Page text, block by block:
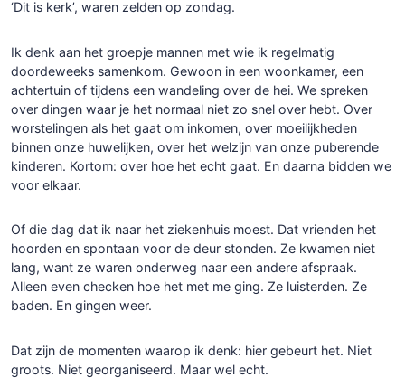
‘Dit is kerk’, waren zelden op zondag.
Ik denk aan het groepje mannen met wie ik regelmatig
doordeweeks samenkom. Gewoon in een woonkamer, een
achtertuin of tijdens een wandeling over de hei. We spreken
over dingen waar je het normaal niet zo snel over hebt. Over
worstelingen als het gaat om inkomen, over moeilijkheden
binnen onze huwelijken, over het welzijn van onze puberende
kinderen. Kortom: over hoe het echt gaat. En daarna bidden we
voor elkaar.
Of die dag dat ik naar het ziekenhuis moest. Dat vrienden het
hoorden en spontaan voor de deur stonden. Ze kwamen niet
lang, want ze waren onderweg naar een andere afspraak.
Alleen even checken hoe het met me ging. Ze luisterden. Ze
baden. En gingen weer.
Dat zijn de momenten waarop ik denk: hier gebeurt het. Niet
groots. Niet georganiseerd. Maar wel echt.